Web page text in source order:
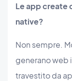
Le app create
native?
Non sempre.
generano web
travestito da